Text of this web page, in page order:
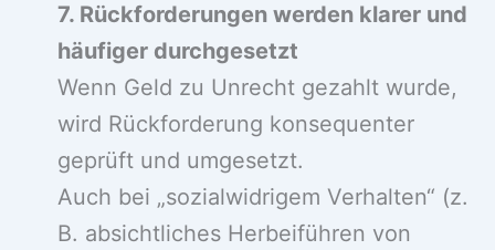
7. Rückforderungen werden klarer und
häufiger durchgesetzt
Wenn Geld zu Unrecht gezahlt wurde,
wird Rückforderung konsequenter
geprüft und umgesetzt.
Auch bei „sozialwidrigem Verhalten“ (z.
B. absichtliches Herbeiführen von